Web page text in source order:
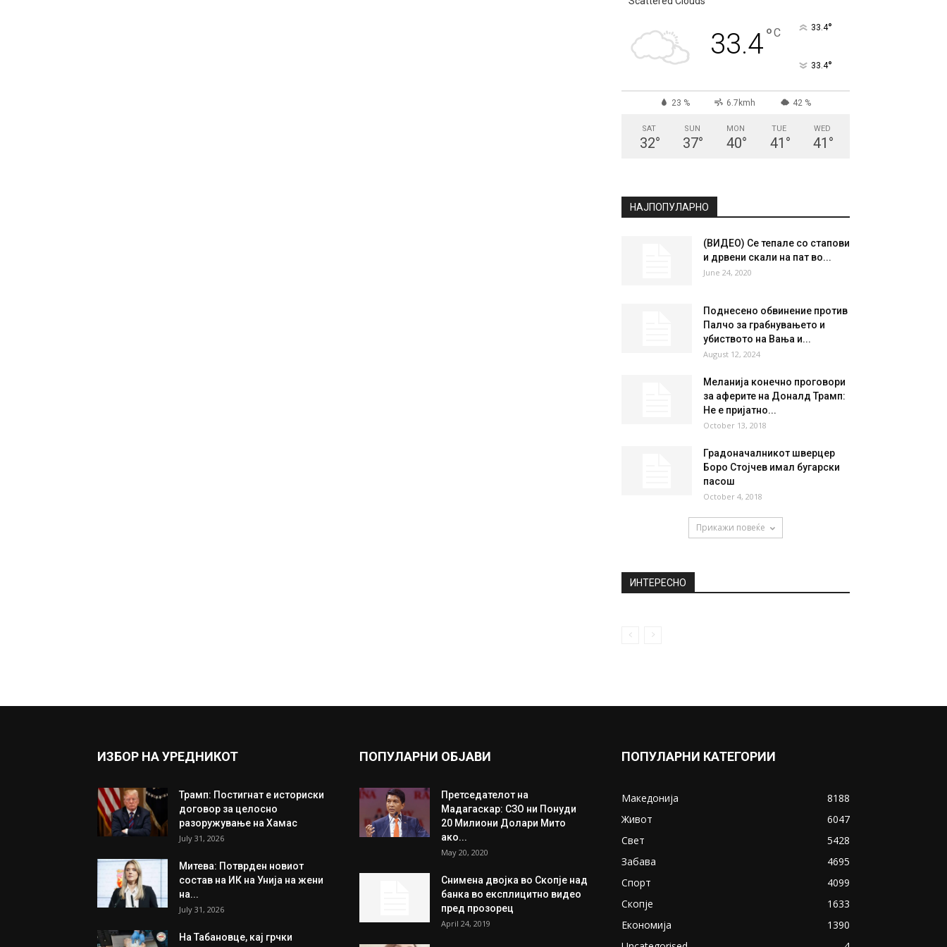
33.4°C 33.4°
33.4°
23 % 6.7kmh 42 %
SAT
32°
SUN
37°
MON
40°
TUE
41 °
WED
41 °
НАЈПОПУЛАРНО
(ВИДЕО) Се тепале со стапови
и дрвени скали на пат во...
June 24, 2020
Поднесено обвинение против
Палчо за грабнувањето и
убиството на Вања и...
August 12, 2024
Меланија конечно проговори
за аферите на Доналд Трамп:
Не е пријатно...
October 13, 2018
Градоначалникот шверцер
Боро Стојчев имал бугарски
пасош
October 4, 2018
Прикажи повеќе
ИНТЕРЕСНО
ИЗБОР НА УРЕДНИКОТ
Трамп: Постигнат е историски
договор за целосно
разоружување на Хамас
July 31, 2026
Митева: Потврден новиот
состав на ИК на Унија на жени
на...
July 31, 2026
На Табановце, кај грчки
ПОПУЛАРНИ ОБЈАВИ
Претседателот на
Мадагаскар: СЗО ни Понуди
20 Милиони Долари Мито
ако...
May 20, 2020
Снимена двојка во Скопје над
банка во експлицитно видео
пред прозорец
April 24, 2019
ПОПУЛАРНИ КАТЕГОРИИ
Македонија
8188
Живот
6047
Свет
5428
Забава
4695
Спорт
4099
Скопје
1633
Економија
1390